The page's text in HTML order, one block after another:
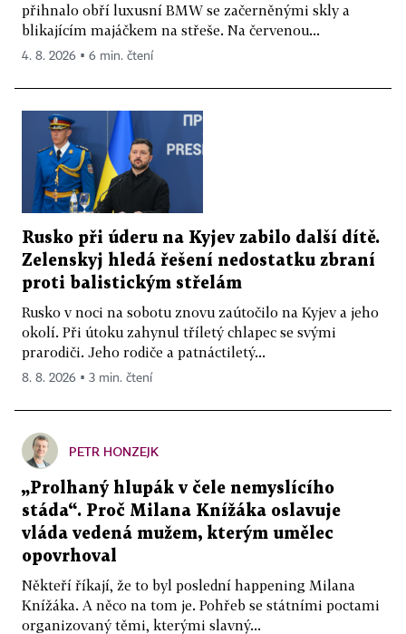
přihnalo obří luxusní BMW se začerněnými skly a
blikajícím majáčkem na střeše. Na červenou...
4. 8. 2026 ▪ 6 min. čtení
Rusko při úderu na Kyjev zabilo další dítě.
Zelenskyj hledá řešení nedostatku zbraní
proti balistickým střelám
Rusko v noci na sobotu znovu zaútočilo na Kyjev a jeho
okolí. Při útoku zahynul tříletý chlapec se svými
prarodiči. Jeho rodiče a patnáctiletý...
8. 8. 2026 ▪ 3 min. čtení
PETR HONZEJK
„Prolhaný hlupák v čele nemyslícího
stáda“. Proč Milana Knížáka oslavuje
vláda vedená mužem, kterým umělec
opovrhoval
Někteří říkají, že to byl poslední happening Milana
Knížáka. A něco na tom je. Pohřeb se státními poctami
organizovaný těmi, kterými slavný...